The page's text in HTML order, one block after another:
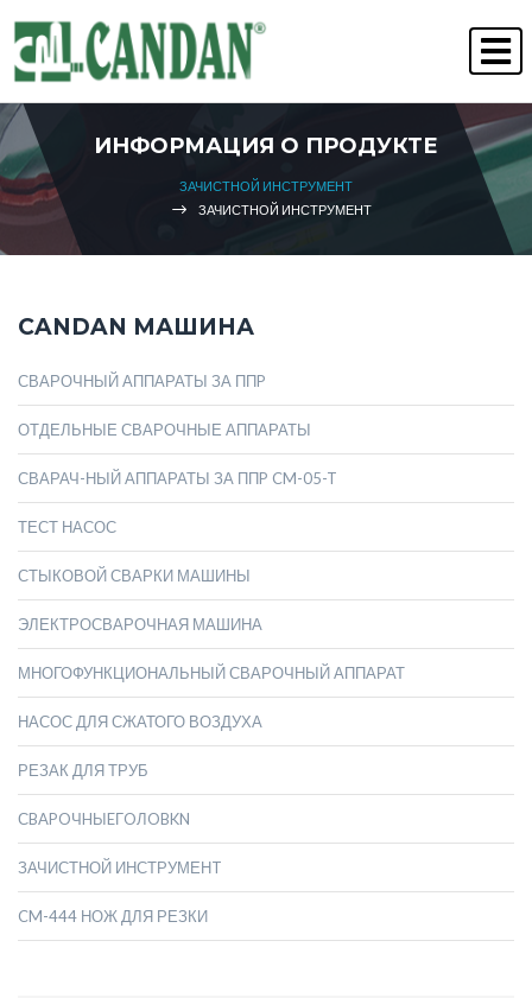
" Качество всегда побеждает "
ЧЕЛОВЕЧЕСКИЕ РЕСУРСЫ
ИНФОРМАЦИЯ О ПРОДУКТЕ
ЗАЧИСТНОЙ ИНСТРУМЕНT
ЗАЧИСТНОЙ ИНСТРУМЕНT
CANDAN МАШИНА
СВАРОЧНЫЙ АППАРАТЫ ЗА ППP
ОТДЕЛЬНЫЕ СВАРОЧНЫЕ АППАРАТЫ
СВАРАЧ-НЫЙ АППАРАТЫ ЗА ППP CM-05-T
ТЕСТ НАСОС
СТЫКОВОЙ СВАРКИ МАШИНЫ
ЭЛЕКТРОСВАРОЧНАЯ МАШИНА
МНОГОФУНКЦИОНАЛЬНЫЙ СВАРОЧНЫЙ АППАРАТ
НАСОС ДЛЯ СЖАТОГО ВОЗДУХА
РЕЗАК ДЛЯ ТРУБ
СBAPOЧHЫEГOЛOBKN
ЗАЧИСТНОЙ ИНСТРУМЕНT
CM-444 НОЖ ДЛЯ РЕЗКИ